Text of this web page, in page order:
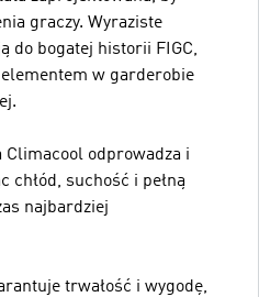
graczy. Wyraziste
do bogatej historii FIGC,
w garderobie
odprowadza i
chłód, suchość i pełną
najbardziej
trwałość i wygodę,